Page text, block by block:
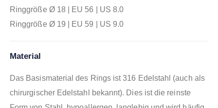
Ringgröße Ø 18 | EU 56 | US 8.0
Ringgröße Ø 19 | EU 59 | US 9.0
Material
Das Basismaterial des Rings ist 316 Edelstahl (auch als
chirurgischer Edelstahl bekannt). Dies ist die reinste